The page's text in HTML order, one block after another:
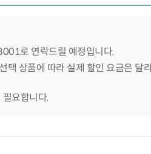
로 연락드릴 예정입니다.
택 상품에 따라 실제 할인 요금은 달
요합니다.